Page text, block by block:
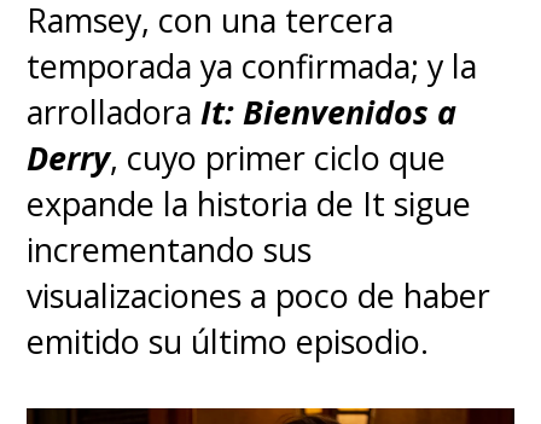
Ramsey, con una tercera
temporada ya confirmada; y la
arrolladoraIt: Bienvenidos a
Derry, cuyo primer ciclo que
expande la historia de It sigue
incrementando sus
visualizaciones a poco de haber
emitido su último episodio.